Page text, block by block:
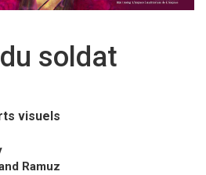
soldat
visuels
Ramuz